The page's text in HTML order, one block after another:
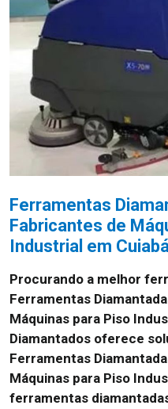
Ferramentas
Fabricantes de
Industrial em
Procurando a melhor
Ferramentas
Máquinas para Piso
Diamantados oferece
Ferramentas
Máquinas para Piso
ferramentas